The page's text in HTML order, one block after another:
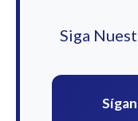
Siga